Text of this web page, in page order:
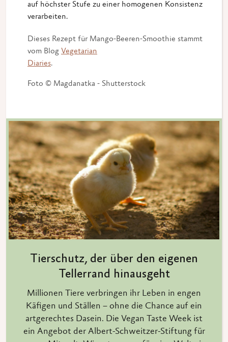
auf höchster Stufe zu einer homogenen Konsistenz
verarbeiten.
Dieses Rezept für Mango-Beeren-Smoothie stammt
vom Blog Vegetarian
Diaries.
Foto © Magdanatka - Shutterstock
Tierschutz, der über den eigenen
Tellerrand hinausgeht
Millionen Tiere verbringen ihr Leben in engen
Käfigen und Ställen – ohne die Chance auf ein
artgerechtes Dasein. Die Vegan Taste Week ist
ein Angebot der Albert-Schweitzer-Stiftung für